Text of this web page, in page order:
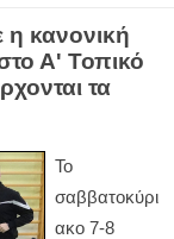
κανονική
Α' Τοπικό
τα
Το
σαββατοκύρι
ακο 7-8